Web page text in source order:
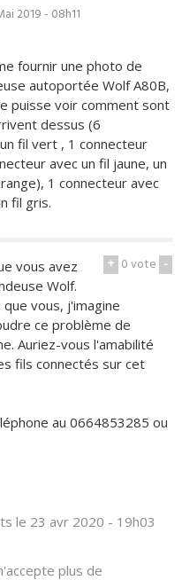
2019 - 08h11
fournir une photo de
autoportée Wolf A80B,
puisse voir comment sont
dessus (6
fil vert , 1 connecteur
avec un fil jaune, un
1 connecteur avec
fil gris.
+ 0vote -
vous avez
Wolf.
vous, j'imagine
ce problème de
Auriez-vous l'amabilité
fils connectés sur cet
au 0664853285 ou
le 23 avr 2020 - 19h03
plus de